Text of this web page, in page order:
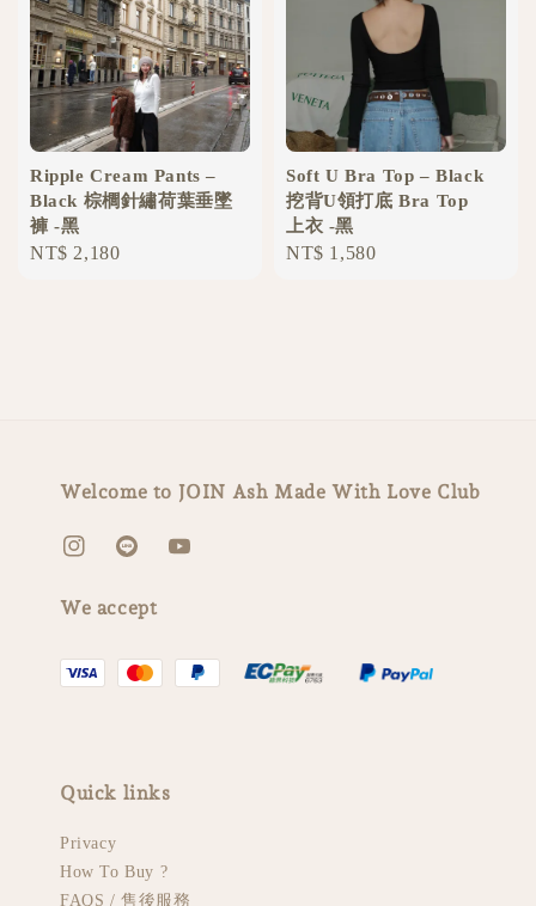
Ripple Cream Pants –
Black 棕櫚針繡荷葉垂墜
褲 -黑
Regular
NT$ 2,180
Soft U Bra Top – Black
挖背U領打底 Bra Top
上衣 -黑
Regular
NT$ 1,580
Welcome to JOIN Ash Made With Love Club
We accept
Quick links
Privacy
How To Buy ?
FAQS / 售後服務